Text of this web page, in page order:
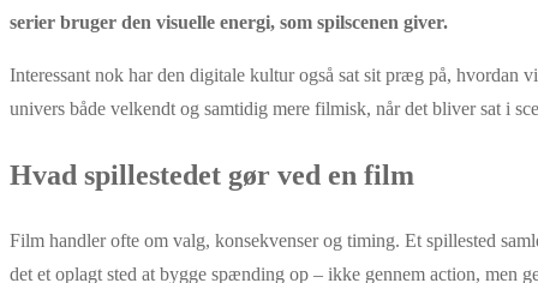
serier bruger den visuelle energi, som spilscenen giver.
Interessant nok har den digitale kultur også sat sit præg på, hvordan
univers både velkendt og samtidig mere filmisk, når det bliver sat i
Hvad spillestedet gør ved en film
Film handler ofte om valg, konsekvenser og timing. Et spillested
det et oplagt sted at bygge spænding op – ikke gennem action, men